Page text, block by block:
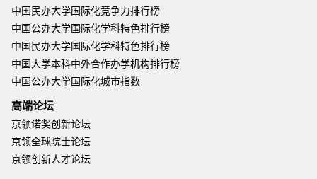
中国民办大学国际化竞争力排行榜
中国公办大学国际化学科特色排行榜
中国民办大学国际化学科特色排行榜
中国大学本科中外合作办学机构排行榜
中国公办大学国际化城市指数
高端论坛
京领诺奖创新论坛
京领全球院士论坛
京领创新人才论坛